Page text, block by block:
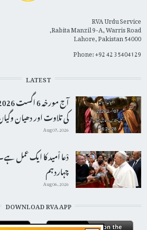
RVA Urdu Service
Rabita Manzil 9-A, Warris Road,
Lahore, Pakistan 54000
Phone: +92 42 35404129
LATEST
کی تلاوت اور دھیان
Aug 07, 2026
دْعا اْمید کا ایک عمل
چہاردہم
Aug 06, 2026
DOWNLOAD RVA APP